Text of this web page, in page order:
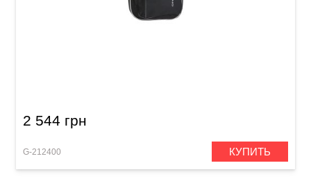
2 544 грн
G-212400 КУПИТЬ